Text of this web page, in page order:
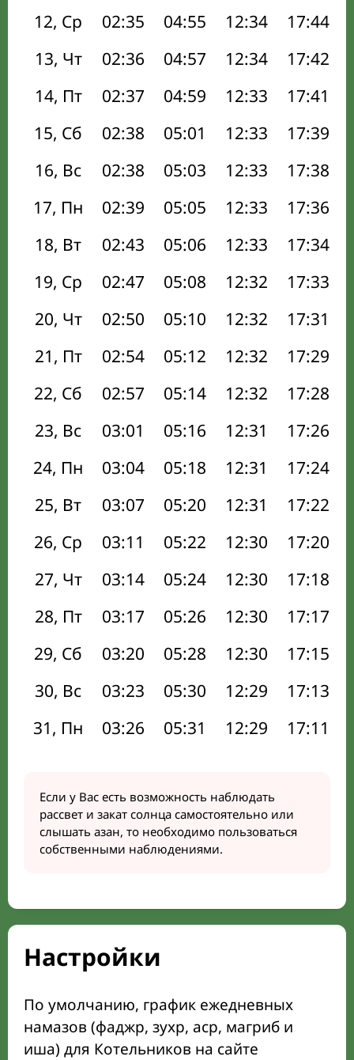
12, Ср
02:35 04:55 12:34 17:44
13, Чт
02:36 04:57 12:34 17:42
14, Пт
02:37 04:59 12:33 17:41
15, Сб
02:38 05:01 12:33 17:39
16, Вс
02:38 05:03 12:33 17:38
17, Пн
02:39 05:05 12:33 17:36
18, Вт
02:43 05:06 12:33 17:34
19, Ср
02:47 05:08 12:32 17:33
20, Чт
02:50 05:10 12:32 17:31
21, Пт
02:54 05:12 12:32 17:29
22, Сб
02:57 05:14 12:32 17:28
23, Вс
03:01 05:16 12:31 17:26
24, Пн
03:04 05:18 12:31 17:24
25, Вт
03:07 05:20 12:31 17:22
26, Ср
03:11 05:22 12:30 17:20
27, Чт
03:14 05:24 12:30 17:18
28, Пт
03:17 05:26 12:30 17:17
29, Сб
03:20 05:28 12:30 17:15
30, Вс
03:23 05:30 12:29 17:13
31, Пн
03:26 05:31 12:29 17:11
Если у Вас есть возможность наблюдать
рассвет и закат солнца самостоятельно или
слышать азан, то необходимо пользоваться
собственными наблюдениями.
Настройки
По умолчанию, график ежедневных
намазов (фаджр, зухр, аср, магриб и
иша) для Котельников на сайте